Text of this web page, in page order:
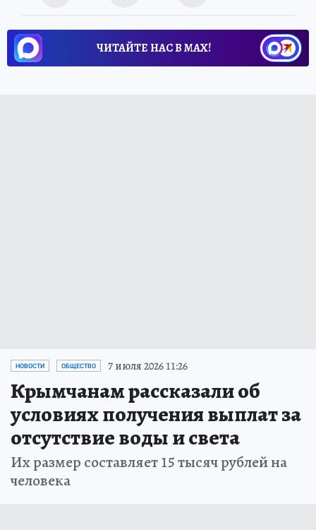
ЧИТАЙТЕ НАС В МАХ!
НОВОСТИ ОБЩЕСТВО 7 июля 2026 11:26
Крымчанам рассказали об
условиях получения выплат за
отсутствие воды и света
Их размер составляет 15 тысяч рублей на
человека